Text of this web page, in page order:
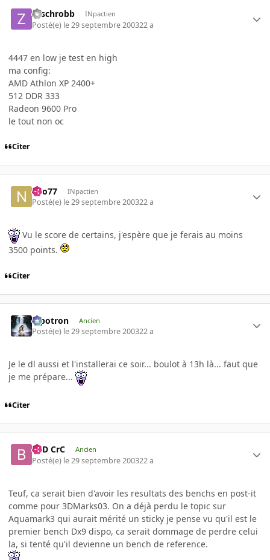
zeschrobb INpactien
Posté(e) le 29 septembre 200322 a
4447 en low je test en high
ma config:
AMD Athlon XP 2400+
512 DDR 333
Radeon 9600 Pro
le tout non oc
Citer
neo77 INpactien
Posté(e) le 29 septembre 200322 a
Vu le score de certains, j'espère que je ferais au moins
3500 points.
Citer
Pipotron Ancien
Posté(e) le 29 septembre 200322 a
Je le dl aussi et l'installerai ce soir... boulot à 13h là... faut que
je me prépare...
Citer
BaD CrC Ancien
Posté(e) le 29 septembre 200322 a
Teuf, ca serait bien d'avoir les resultats des benchs en post-it
comme pour 3DMarks03. On a déjà perdu le topic sur
Aquamark3 qui aurait mérité un sticky je pense vu qu'il est le
premier bench Dx9 dispo, ca serait dommage de perdre celui
la, si tenté qu'il devienne un bench de reference.